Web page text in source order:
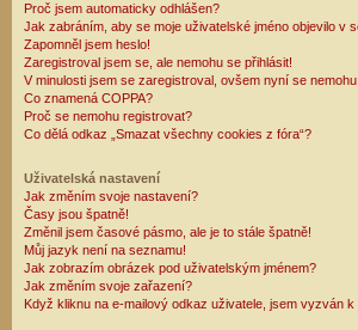
Proč jsem automaticky odhlášen?
Jak zabráním, aby se moje uživatelské jméno objevilo v
Zapomněl jsem heslo!
Zaregistroval jsem se, ale nemohu se přihlásit!
V minulosti jsem se zaregistroval, ovšem nyní se nemohu
Co znamená COPPA?
Proč se nemohu registrovat?
Co dělá odkaz „Smazat všechny cookies z fóra“?
Uživatelská nastavení
Jak změním svoje nastavení?
Časy jsou špatně!
Změnil jsem časové pásmo, ale je to stále špatně!
Můj jazyk není na seznamu!
Jak zobrazím obrázek pod uživatelským jménem?
Jak změním svoje zařazení?
Když kliknu na e-mailový odkaz uživatele, jsem vyzván k